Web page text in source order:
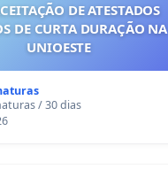
DE ATESTADOS
DE CURTA DURAÇÃO NA
UNIOESTE
/ 30 dias